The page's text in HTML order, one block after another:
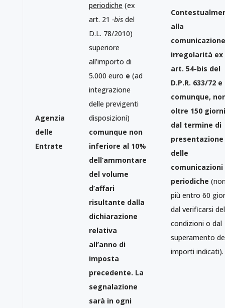
Agenzia
delle
Entrate
periodiche (ex
art. 21 -bis del
D.L. 78/2010)
superiore
all’importo di
5.000 euro e (ad
integrazione
delle previgenti
disposizioni)
comunque non
inferiore al 10%
dell’ammontare
del volume
d’affari
risultante dalla
dichiarazione
relativa
all’anno di
imposta
precedente. La
segnalazione
sarà in ogni
alla
irregolarità ex
art. 54-bis del
D.P.R. 633/72 e
comunque,
oltre 150 giorni
dal termine di
presentazione
delle
comunicazioni
periodiche
più entro 60
dal verificarsi
condizioni o dal
superamento
importi indicati).